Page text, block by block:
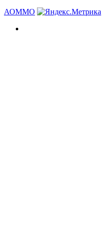
АОММО